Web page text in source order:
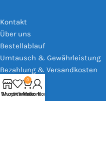
Kontakt
Über uns
Bestellablauf
Umtausch & Gewährleistung
Bezahlung & Versandkosten
Shop
Wunschliste
0
Warenkorb
Mein Konto